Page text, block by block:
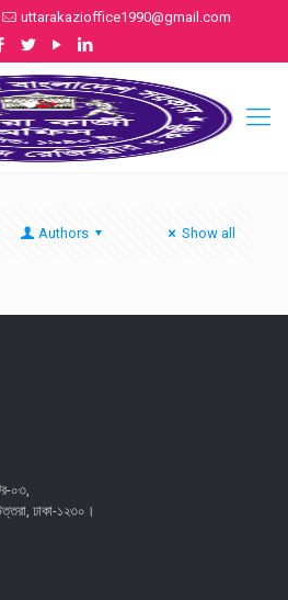
uttarakazioffice1990@gmail.com
Authors Show all
০৩,
ঢাকা-১২৩০।